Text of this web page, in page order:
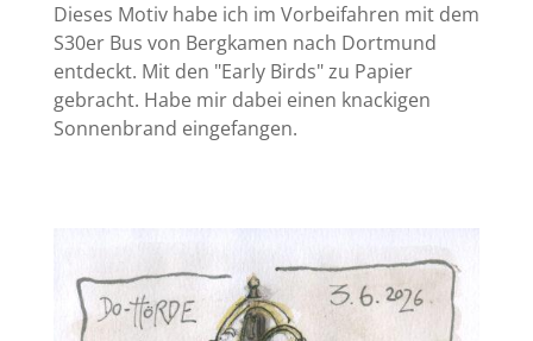
Dieses Motiv habe ich im Vorbeifahren mit dem
S30er Bus von Bergkamen nach Dortmund
entdeckt. Mit den "Early Birds" zu Papier
gebracht. Habe mir dabei einen knackigen
Sonnenbrand eingefangen.